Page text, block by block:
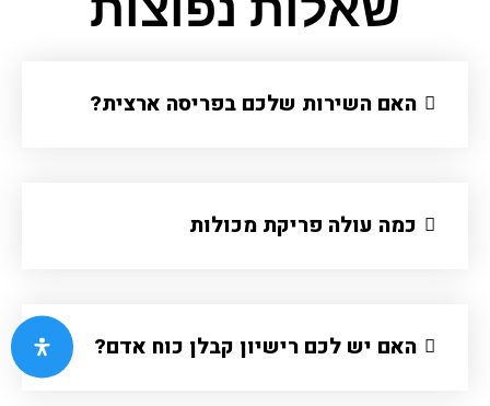
האם השירות שלכם בפריסה ארצית?​
כמה עולה פריקת מכולות
האם יש לכם רישיון קבלן כוח אדם?